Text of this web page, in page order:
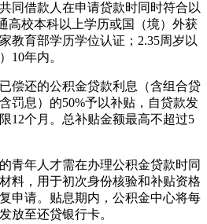
借款人在申请贷款时同时符合以
高校本科以上学历或国（境）外获
教育部学历学位认证；2.35周岁以
10年内。
还的公积金贷款利息（含组合贷
罚息）的50%予以补贴，自贷款发
12个月。总补贴金额最高不超过5
年人才需在办理公积金贷款时同
料，用于初次身份核验和补贴资格
申请。贴息期内，公积金中心将每
放至还贷银行卡。